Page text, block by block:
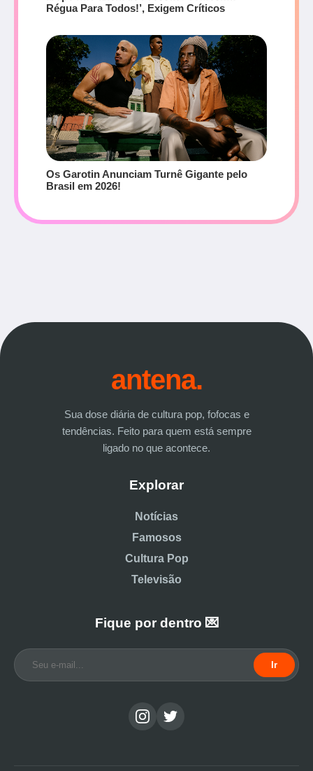
Régua Para Todos!’, Exigem Críticos
Os Garotin Anunciam Turnê Gigante pelo
Brasil em 2026!
antena.
Sua dose diária de cultura pop, fofocas e
tendências. Feito para quem está sempre
ligado no que acontece.
Explorar
Notícias
Famosos
Cultura Pop
Televisão
Fique por dentro 💌
Ir